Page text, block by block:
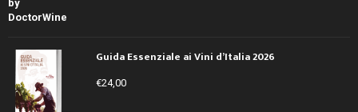
Guida Essenziale ai Vini d’Italia 2026
€24,00